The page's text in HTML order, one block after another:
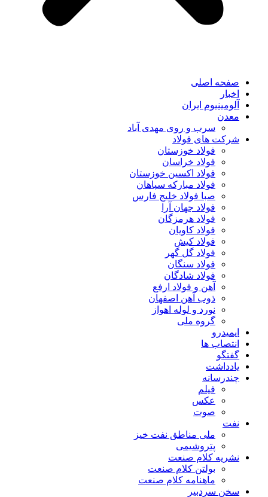
صفحه اصلی
اخبار
آلومینیوم ایران
معدن
سرب و روی مهدی آباد
شرکت های فولاد
فولاد خوزستان
فولاد خراسان
فولاد اکسین خوزستان
فولاد مبارکه سپاهان
صبا فولاد خلیج فارس
فولاد جهان آرا
فولاد هرمزگان
فولاد کاویان
فولاد کیش
فولاد گل گهر
فولاد سنگان
فولاد شادگان
آهن و فولاد ارفع
ذوب آهن اصفهان
نورد و لوله اهواز
گروه ملی
ایمیدرو
انتصاب ها
گفتگو
یادداشت
چندرسانه
فیلم
عکس
صوت
نفت
ملی مناطق نفت خیز
پتروشیمی
نشریه کلام صنعت
بولتن کلام صنعت
ماهنامه کلام صنعت
سخن سردبیر